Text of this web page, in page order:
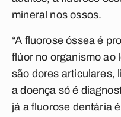
mineral nos ossos.
“A fluorose óssea é
flúor no organismo ao
são dores articulares,
a doença só é
já a fluorose dentária